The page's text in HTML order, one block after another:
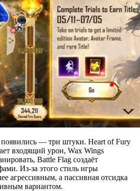
— три штуки. Heart of Fury
входящий урон, Wax Wings
Battle Flag создаёт
Из-за этого стиль игры
агрессивным, а пассивная отсидка
вариантом.